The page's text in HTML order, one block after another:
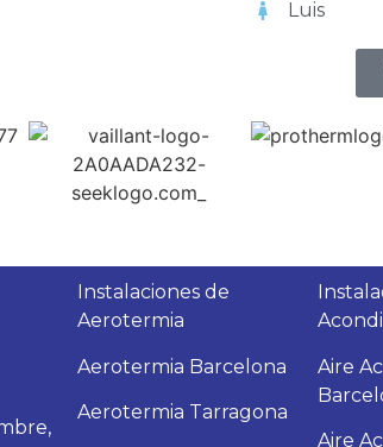
Luis
Instalaciones de
Aerotermia
Aerotermia Barcelona
Aerotermia Tarragona
Aire
Aire